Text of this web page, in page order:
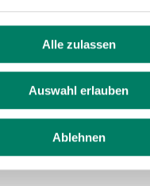
Alle zulassen
Auswahl erlauben
Ablehnen